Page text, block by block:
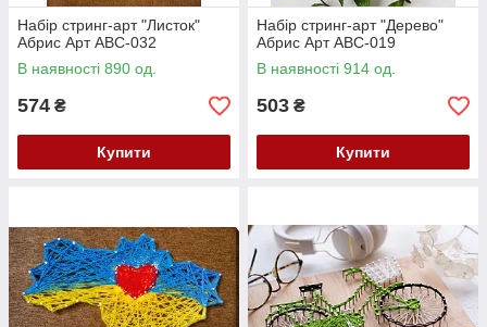
Набір стринг-арт "Листок"
Абрис Арт ABC-032
В наявності 890 од.
574 ₴
Купити
Набір стринг-арт "Дерево"
Абрис Арт ABC-019
В наявності 914 од.
503 ₴
Купити